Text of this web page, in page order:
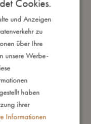
auf dem Spielbrett
Ende gewinnt!
vereinbaren,
spielen, z.B. 20,
mit einer Größe von
DANISH
ENGLISH
GERMAN
Cookies.
und Anzeigen
zu
über Ihre
unsere Werbe-
haben
ihrer
Informationen